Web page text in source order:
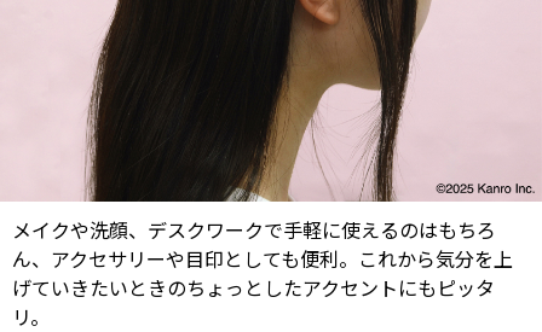
メイクや洗顔、デスクワークで手軽に使えるのはもちろ
ん、アクセサリーや目印としても便利。これから気分を上
げていきたいときのちょっとしたアクセントにもピッタ
リ。